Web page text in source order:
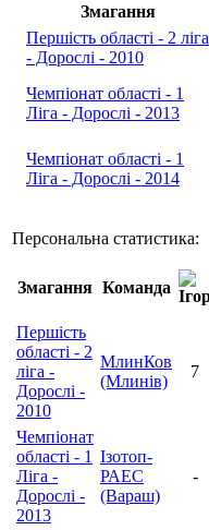
Змагання
Першість області - 2 ліга
- Дорослі - 2010
Чемпіонат області - 1
Ліга - Дорослі - 2013
Чемпіонат області - 1
Ліга - Дорослі - 2014
Персональна статистика:
Змагання Команда
Першість
області - 2
ліга -
Дорослі -
2010
МлинКов
(Млинів)
7
Чемпіонат
області - 1
Ліга -
Дорослі -
2013
Ізотоп-
РАЕС
(Вараш)
-